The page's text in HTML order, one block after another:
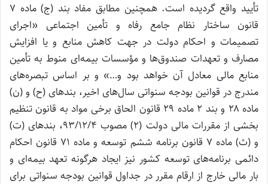
تأیید واقع گردیده است. همچنین مطابق مفاد بند (ج) ماده ۷
قانون ساختار نظام جامع رفاه و تأمین اجتماعی «اجرای
تصمیمات و احکام دولت در جهت کاهش منابع و یا افزایش
مصارف و تعهدات صندوق‌ها و مؤسسات بیمه‌ای منوط به تأمین
منابع مالی معادل آن خواهد بود و…» و بر اساس تبصره‌های
مندرج در قوانین بودجه سنواتی سال‌های اخیر، بندهای (ح) و (ن)
ماده ۲۸ و بند ۲ ماده ۲۹ قانون الحاق برخی مواد به قانون تنظیم
بخشی از مقررات مالی دولت (۲) مصوب ۹۳/۱۲/۴، بند‌های (ت)
و (ث) ماده ۷ قانون برنامه ششم توسعه و ماده ۷۱ قانون احکام
دائمی برنامه‌های توسعه کشور نیز ایجاد هرگونه تعهد بیمه‌ای و
بار مالی خارج از ارقام مقرر در جداول قوانین بودجه سنواتی برای